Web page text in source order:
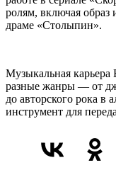
ролям, включая
драме «Столыпин».
Музыкальная
разные жанры — от
до авторского рока в
инструмент для